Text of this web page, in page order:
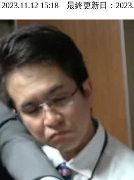
15:18 最終更新日：